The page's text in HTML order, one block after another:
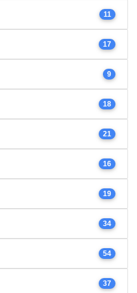
11
17
9
18
21
16
19
34
54
37